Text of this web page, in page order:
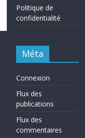
Politique de
confidentialité
Méta
Connexion
Flux des
publications
Flux des
commentaires